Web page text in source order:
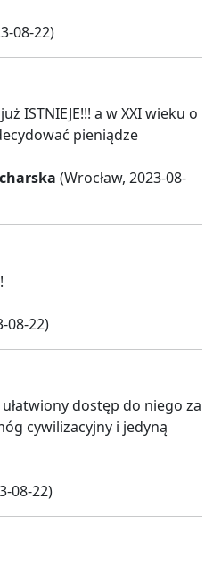
08-22)
ISTNIEJE!!! a w XXI wieku o
pieniądze
(Wrocław, 2023-08-
08-22)
dostęp do niego za
cywilizacyjny i jedyną
08-22)